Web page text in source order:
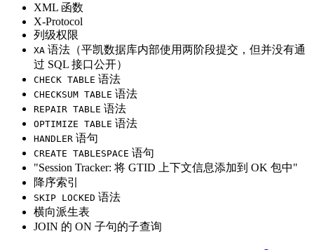
XML 函数
X-Protocol
列级权限
XA 语法（平凯数据库内部使用两阶段提交，但并没有通
过 SQL 接口公开）
CHECK TABLE 语法
CHECKSUM TABLE 语法
REPAIR TABLE 语法
OPTIMIZE TABLE 语法
HANDLER 语句
CREATE TABLESPACE 语句
"Session Tracker: 将 GTID 上下文信息添加到 OK 包中"
降序索引
SKIP LOCKED 语法
横向派生表
JOIN 的 ON 子句的子查询